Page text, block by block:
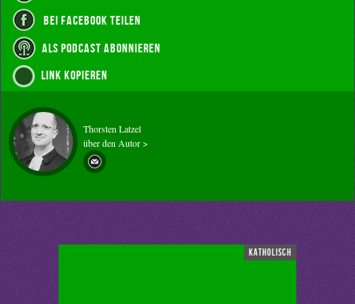
bei Facebook teilen
als Podcast abonnieren
Link kopieren
Thorsten Latzel
über den Autor >
katholisch